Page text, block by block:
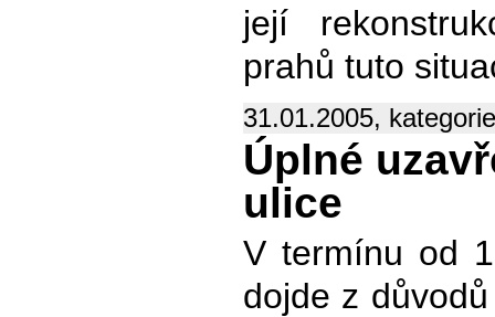
její
prahů tuto
31.01.2005,
Úplné
ulice
V termínu od
dojde z